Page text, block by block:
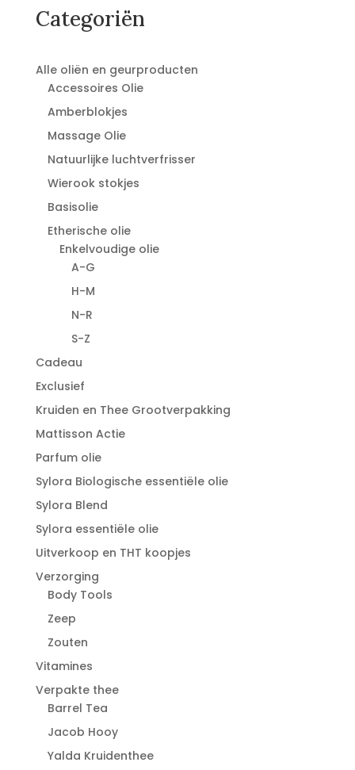
€9,95.
Categoriën
Alle oliën en geurproducten
Accessoires Olie
Amberblokjes
Massage Olie
Natuurlijke luchtverfrisser
Wierook stokjes
Basisolie
Etherische olie
Enkelvoudige olie
A-G
H-M
N-R
S-Z
Cadeau
Exclusief
Kruiden en Thee Grootverpakking
Mattisson Actie
Parfum olie
Sylora Biologische essentiële olie
Sylora Blend
Sylora essentiële olie
Uitverkoop en THT koopjes
Verzorging
Body Tools
Zeep
Zouten
Vitamines
Verpakte thee
Barrel Tea
Jacob Hooy
Yalda Kruidenthee